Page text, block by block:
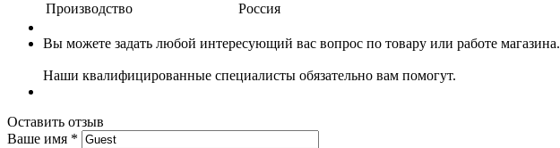
Производство
Россия
Вы можете задать любой интересующий вас вопрос по товару или работе магазина.
Наши квалифицированные специалисты обязательно вам помогут.
Оставить отзыв
Ваше имя *